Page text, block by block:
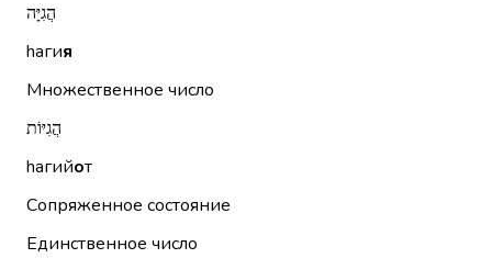
הֲגִיָּה
hагия
Множественное число
הֲגִיּוֹת
hагийот
Сопряженное состояние
Единственное число